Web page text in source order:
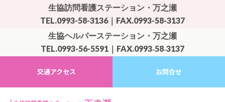
生協訪問看護ステーション・万之瀬
TEL.0993-58-3136｜FAX.0993-58-3137
生協ヘルパーステーション・万之瀬
TEL.0993-56-5591｜FAX.0993‐58‐3137
交通アクセス お問合せ